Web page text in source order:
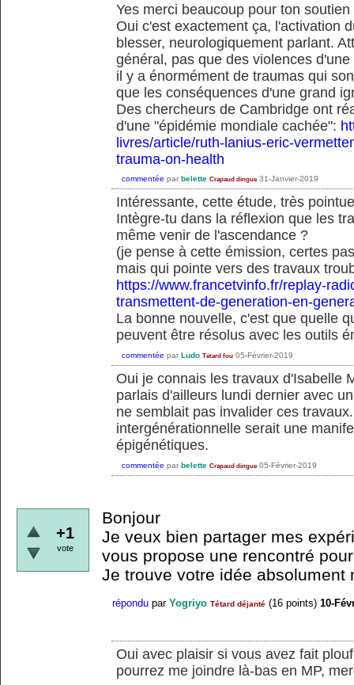
Yes merci beaucoup pour ton soutien
Oui c'est exactement ça, l'activation
blesser, neurologiquement parlant.
général, pas que des violences
il y a énormément de traumas qui
que les conséquences d'une grand
Des chercheurs de Cambridge ont
d'une "épidémie mondiale cachée":
livres/article/ruth-lanius-eric-
trauma-on-health
commentée par belette Crapaud dingue 31-Janvier-2019
Intéressante, cette étude, très
Intègre-tu dans la réflexion que les
même venir de l'ascendance ?
(je pense à cette émission, certes
mais qui pointe vers des travaux
https://www.francetvinfo.fr/replay-
transmettent-de-generation-en-
La bonne nouvelle, c'est que quelle
peuvent être résolus avec les outils
commentée par Ludo Tétard fou 05-Février-2019
Oui je connais les travaux d'Isabelle
parlais d'ailleurs lundi dernier avec
ne semblait pas invalider ces
intergénérationnelle serait une
épigénétiques.
commentée par belette Crapaud dingue 05-Février-2019
+1
vote
Bonjour
Je veux bien partager mes
vous propose une rencontré
Je trouve votre idée absolument
répondu par Yogriyo Tétard déjanté (16 points) 10-
Oui avec plaisir si vous avez fait
pourrez me joindre là-bas en MP,